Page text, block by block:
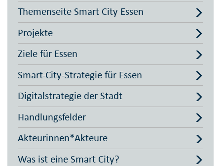
Themenseite Smart City Essen
Projekte
Ziele für Essen
Smart-City-Strategie für Essen
Digitalstrategie der Stadt
Handlungsfelder
Akteurinnen*Akteure
Was ist eine Smart City?